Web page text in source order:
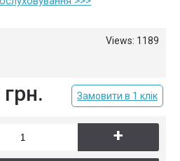
Views: 1189
Замовити в 1 клік
+